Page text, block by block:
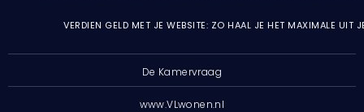
VERDIEN GELD MET JE WEBSITE: ZO HAAL JE HET MAXIMALE UIT
De Kamervraag
www.VLwonen.nl